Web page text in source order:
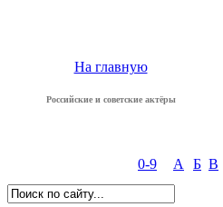
На главную
Российские и советские актёры
0-9 А Б В